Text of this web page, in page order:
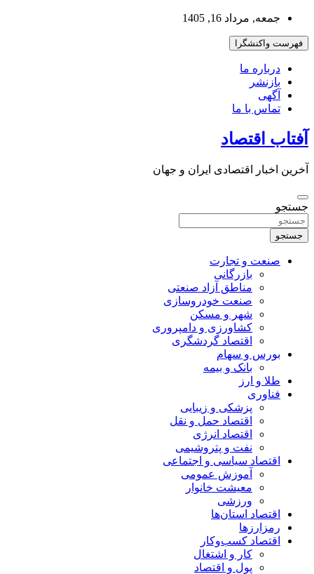
بروید
جمعه, مرداد 16, 1405
فهرست واکنشگرا
درباره ما
بازنشر
آگهی
تماس با ما
آفتاب اقتصاد
آخرین اخبار اقتصادی ایران و جهان
جستجو
جستجو
صنعت و تجارت
بازرگانی
مناطق آزاد صنعتی
صنعت خودروسازی
شهر و مسکن
کشاورزی و دامپروری
اقتصاد گردشگری
بورس و سهام
بانک و بیمه
طلا و ارز
فناوری
پزشکی و زیبایی
اقتصاد حمل و نقل
اقتصاد انرژی
نفت و پتروشیمی
اقتصاد سیاسی و اجتماعی
آموزش عمومی
معیشت خانوار
ورزشی
اقتصاد استان‌ها
رمزارزها
اقتصاد کسب‌و‌کار
کار و اشتغال
پول و اقتصاد